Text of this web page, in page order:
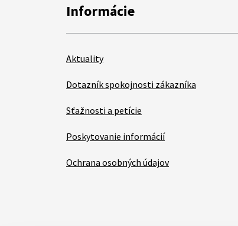
Informácie
Aktuality
Dotazník spokojnosti zákazníka
Sťažnosti a petície
Poskytovanie informácií
Ochrana osobných údajov